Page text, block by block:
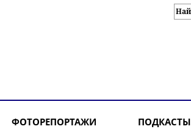
ФОТОРЕПОРТАЖИ ПОДКАСТЫ